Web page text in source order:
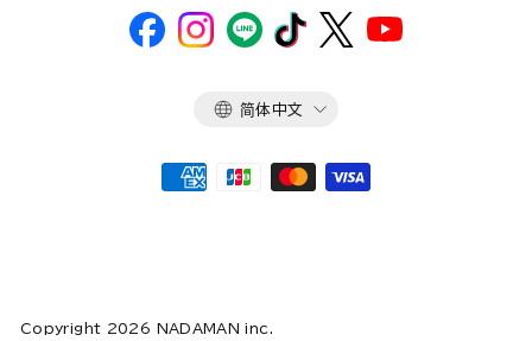
语
简体中文
Copyright 2026 NADAMAN inc.